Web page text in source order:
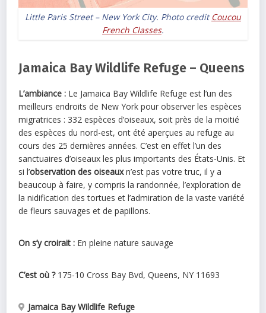
Little Paris Street – New York City. Photo creditCoucou
French Classes.
Jamaica Bay Wildlife Refuge – Queens
L’ambiance : Le Jamaica Bay Wildlife Refuge est l’un des
meilleurs endroits de New York pour observer les espèces
migratrices : 332 espèces d’oiseaux, soit près de la moitié
des espèces du nord-est, ont été aperçues au refuge au
cours des 25 dernières années. C’est en effet l’un des
sanctuaires d’oiseaux les plus importants des États-Unis. Et
si l’observation des oiseauxn’est pas votre truc, il y a
beaucoup à faire, y compris la randonnée, l’exploration de
la nidification des tortues et l’admiration de la vaste variété
de fleurs sauvages et de papillons.
On s’y croirait : En pleine nature sauvage
C’est où ?175-10 Cross Bay Bvd, Queens, NY 11693
Jamaica Bay Wildlife Refuge